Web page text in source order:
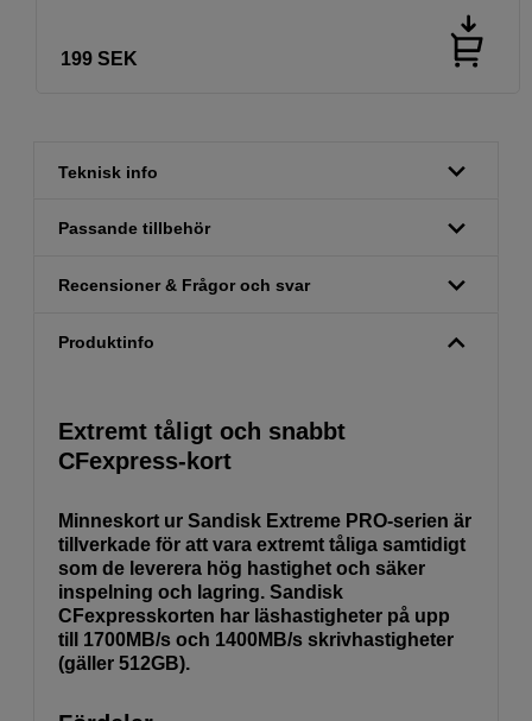
199 SEK
Teknisk info
Passande tillbehör
Recensioner & Frågor och svar
Produktinfo
Extremt tåligt och snabbt
CFexpress-kort
Minneskort ur Sandisk Extreme PRO-serien är
tillverkade för att vara extremt tåliga samtidigt
som de leverera hög hastighet och säker
inspelning och lagring. Sandisk
CFexpresskorten har läshastigheter på upp
till 1700MB/s och 1400MB/s skrivhastigheter
(gäller 512GB).